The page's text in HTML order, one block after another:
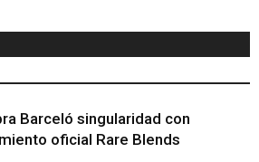
Barceló singularidad con
oficial Rare Blends